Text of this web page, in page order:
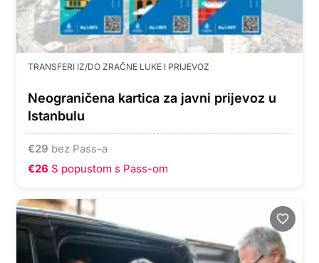
TRANSFERI IZ/DO ZRAČNE LUKE I PRIJEVOZ
Neograničena kartica za javni prijevoz u
Istanbulu
€29 bez Pass-a
€26 S popustom s Pass-om